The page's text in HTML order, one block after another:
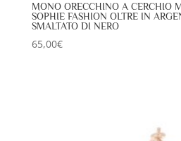
MONO ORECCHINO A CERCHIO
SOPHIE FASHION OLTRE IN
SMALTATO DI NERO
65,00€